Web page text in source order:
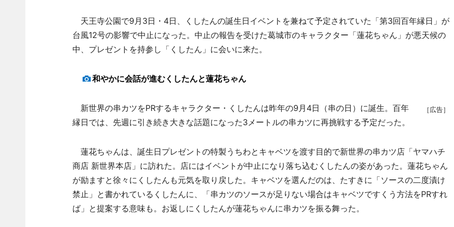
天王寺公園で9月3日・4日、くしたんの誕生日イベントを兼ねて予定されていた「第3回百年縁日」が
台風12号の影響で中止になった。中止の報告を受けた葛城市のキャラクター「蓮花ちゃん」が悪天候の
中、プレゼントを持参し「くしたん」に会いに来た。
和やかに会話が進むくしたんと蓮花ちゃん
［広告］
新世界の串カツをPRするキャラクター・くしたんは昨年の9月4日（串の日）に誕生。百年
縁日では、先週に引き続き大きな話題になった3メートルの串カツに再挑戦する予定だった。
蓮花ちゃんは、誕生日プレゼントの特製うちわとキャベツを渡す目的で新世界の串カツ店「ヤマハチ
商店 新世界本店」に訪れた。店にはイベントが中止になり落ち込むくしたんの姿があった。蓮花ちゃん
が励ますと徐々にくしたんも元気を取り戻した。キャベツを選んだのは、たすきに「ソースの二度漬け
禁止」と書かれているくしたんに、「串カツのソースが足りない場合はキャベツですくう方法をPRすれ
ば」と提案する意味も。お返しにくしたんが蓮花ちゃんに串カツを振る舞った。